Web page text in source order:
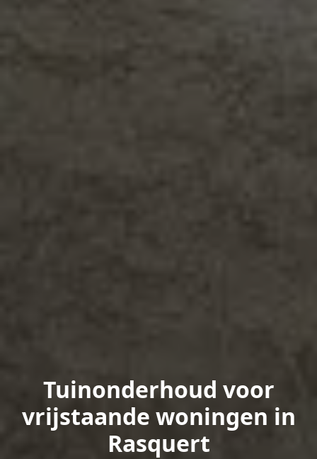
Tuinonderhoud voor
vrijstaande woningen in
Rasquert